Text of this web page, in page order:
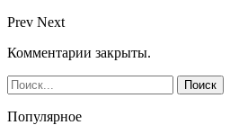
Prev Next
Комментарии закрыты.
Популярное